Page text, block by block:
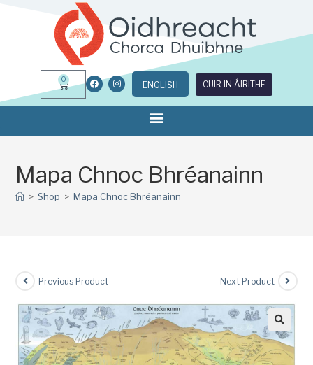
0
ENGLISH CUIR IN ÁIRITHE
Mapa Chnoc Bhréanainn
> Shop > Mapa Chnoc Bhréanainn
Previous Product Next Product